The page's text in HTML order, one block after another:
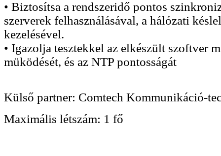
• Biztosítsa a rendszeridő pontos
szerverek felhasználásával, a hálózati
kezelésével.
• Igazolja tesztekkel az elkészült szoftver
müködését, és az NTP pontosságát
Külső partner: Comtech Kommunikáció-
Maximális létszám: 1 fő